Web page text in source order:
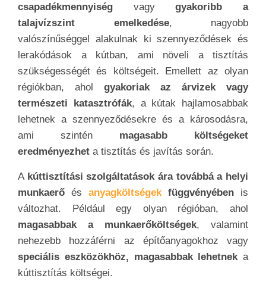
csapadékmennyiség vagygyakoribb a
talajvízszint emelkedése, nagyobb
valószínűséggel alakulnak ki szennyeződések és
lerakódások a kútban, ami növeli a tisztítás
szükségességét és költségeit. Emellett az olyan
régiókban, ahol gyakoriak az árvizek vagy
természeti katasztrófák, a kútak hajlamosabbak
lehetnek a szennyeződésekre és a károsodásra,
ami szintén magasabb költségeket
eredményezhet a tisztítás és javítás során.
A kúttisztítási szolgáltatások ára továbbá a helyi
munkaerő és anyagköltségek függvényében is
változhat. Például egy olyan régióban, ahol
magasabbak a munkaerőköltségek, valamint
nehezebb hozzáférni az építőanyagokhoz vagy
speciális eszközökhöz, magasabbak lehetnek a
kúttisztítás költségei.